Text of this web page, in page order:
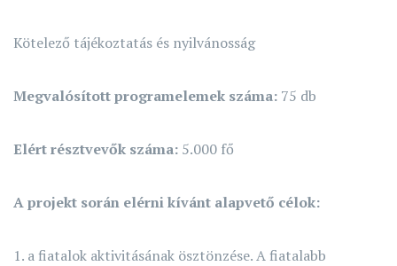
Kötelező tájékoztatás és nyilvánosság
Megvalósított programelemek száma: 75 db
Elért résztvevők száma: 5.000 fő
A projekt során elérni kívánt alapvető célok:
1. a fiatalok aktivitásának ösztönzése. A fiatalabb